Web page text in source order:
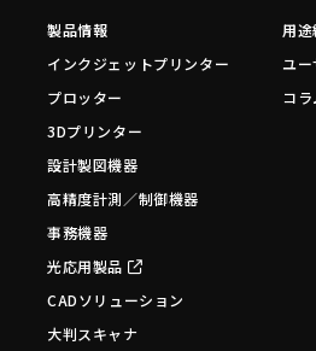
製品情報
インクジェットプリンター
プロッター
3Dプリンター
設計製図機器
高精度計測／制御機器
事務機器
光応用製品
CADソリューション
大判スキャナ
用途
ユ
コラ